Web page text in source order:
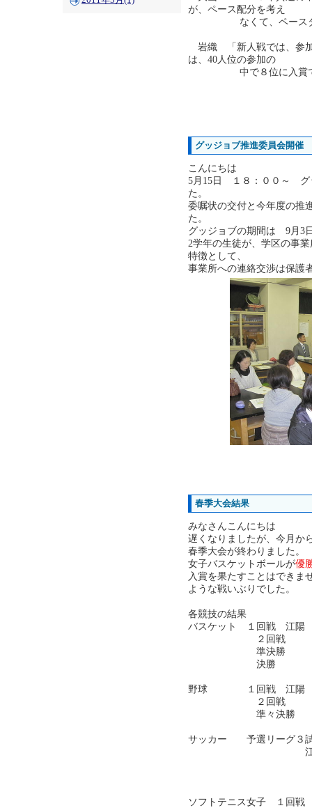
が、ペース配分を考え
なくて、ペースダウ
岩織 「新人戦では、参
は、40人位の参加の
中で８位に入賞で
グッジョブ推進委員会開催
こんにちは
5月15日 １８：００～ グ
た。
委嘱状の交付と今年度の推
た。
グッジョブの期間は 9月3
2学年の生徒が、学区の事
特徴として、
事業所への連絡交渉は保護
春季大会結果
みなさんこんにちは
遅くなりましたが、今月か
春季大会が終わりました。
女子バスケットボールが優
入賞を果たすことはできま
ような戦いぶりでした。
各競技の結果
バスケット １回戦 江陽
２回戦 ６８
準決勝 ６５
決勝 ７４
野球 １回戦 江陽
２回戦 ２－
準々決勝 ２
サッカー 予選リーグ３
江陽 ０－
ソフトテニス女子 １回